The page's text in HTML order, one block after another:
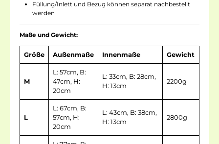
Füllung/Inlett und Bezug können separat nachbestellt
werden
Maße und Gewicht:
Größe Außenmaße Innenmaße Gewicht
M
L: 57cm, B:
47cm, H:
20cm
L: 33cm, B: 28cm,
H: 13cm
2200g
L
L: 67cm, B:
57cm, H:
20cm
L: 43cm, B: 38cm,
H: 13cm
2800g